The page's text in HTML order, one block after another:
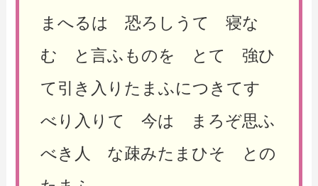
まへるは 恐ろしうて 寝な
む と言ふものを とて 強ひ
て引き入りたまふにつきてす
べり入りて 今は まろぞ思ふ
べき人 な疎みたまひそ との